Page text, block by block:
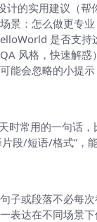
计的实用建议（帮
景：怎么做更专业
是否支持
风格，快速解惑）
能会忽略的小提示
时常用的一句话
段/短语/格式”，
子或段落不必每次
表达在不同场景